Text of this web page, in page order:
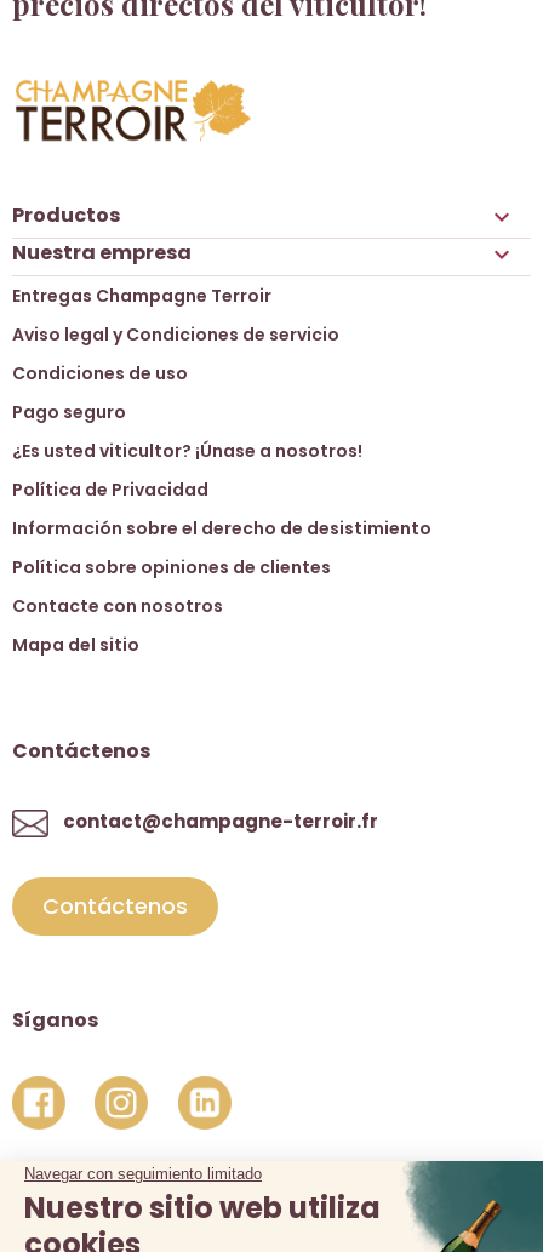
Productos 
Nuestra empresa 
Entregas Champagne Terroir
Aviso legal y Condiciones de servicio
Condiciones de uso
Pago seguro
¿Es usted viticultor? ¡Únase a nosotros!
Política de Privacidad
Información sobre el derecho de desistimiento
Política sobre opiniones de clientes
Contacte con nosotros
Mapa del sitio
Contáctenos
contact@champagne-terroir.fr
Contáctenos
Síganos